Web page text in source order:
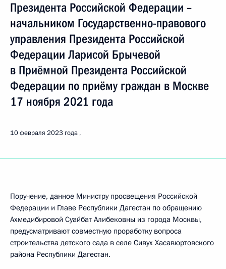
Президента Российской Федерации –
начальником Государственно-правового
управления Президента Российской
Федерации Ларисой Брычевой
в Приёмной Президента Российской
Федерации по приёму граждан в Москве
17 ноября 2021 года
10 февраля 2023 года
Поручение, данное Министру просвещения Российской
Федерации и Главе Республики Дагестан по обращению
Ахмедибировой Суайбат Алибековны из города Москвы,
предусматривают совместную проработку вопроса
строительства детского сада в селе Сивух Хасавюртовского
района Республики Дагестан.